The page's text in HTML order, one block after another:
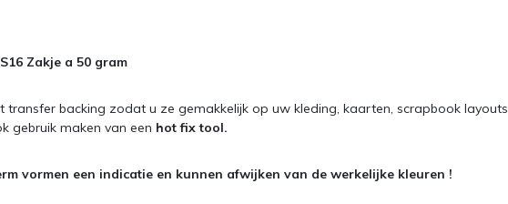
Zakje a 50 gram
transfer backing zodat u ze gemakkelijk op uw kleding, kaarten, scrapbook layouts
gebruik maken van een hot fix tool.
vormen een indicatie en kunnen afwijken van de werkelijke kleuren !